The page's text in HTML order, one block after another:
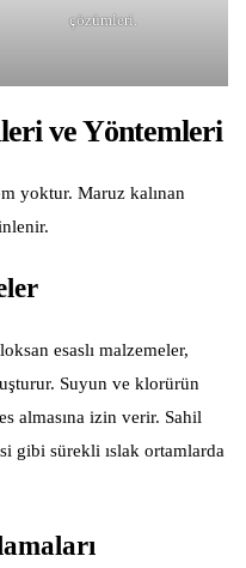
çözümleri.
ve Yöntemleri
yoktur. Maruz kalınan
esaslı malzemeler,
Suyun ve klorürün
almasına izin verir. Sahil
gibi sürekli ıslak ortamlarda